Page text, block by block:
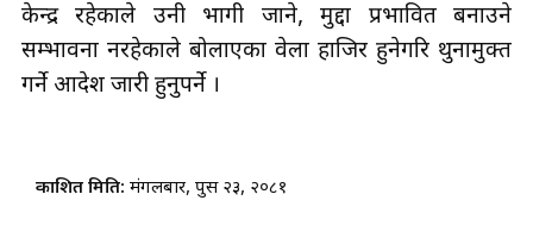
केन्द्र रहेकाले उनी भागी जाने, मुद्दा प्रभावित बनाउने
सम्भावना नरहेकाले बोलाएका वेला हाजिर हुनेगरि थुनामुक्त
गर्ने आदेश जारी हुनुपर्ने ।
प्रकाशित मिति: मंगलबार, पुस २३, २०८१